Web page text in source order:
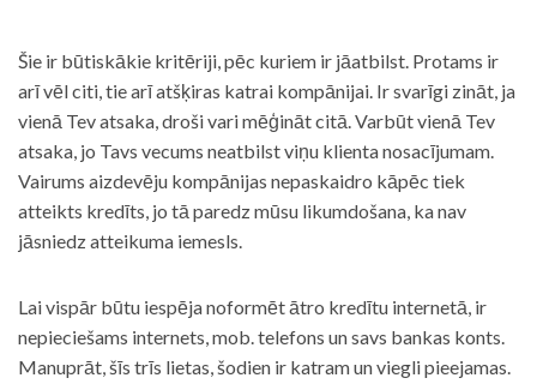
Šie ir būtiskākie kritēriji, pēc kuriem ir jāatbilst. Protams ir
arī vēl citi, tie arī atšķiras katrai kompānijai. Ir svarīgi zināt, ja
vienā Tev atsaka, droši vari mēģināt citā. Varbūt vienā Tev
atsaka, jo Tavs vecums neatbilst viņu klienta nosacījumam.
Vairums aizdevēju kompānijas nepaskaidro kāpēc tiek
atteikts kredīts, jo tā paredz mūsu likumdošana, ka nav
jāsniedz atteikuma iemesls.
Lai vispār būtu iespēja noformēt ātro kredītu internetā, ir
nepieciešams internets, mob. telefons un savs bankas konts.
Manuprāt, šīs trīs lietas, šodien ir katram un viegli pieejamas.